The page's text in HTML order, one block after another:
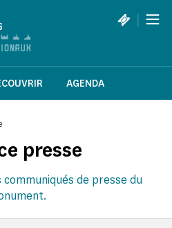
|
AGENDA
presse
de presse du